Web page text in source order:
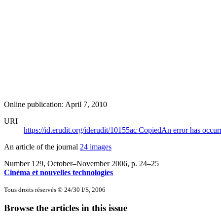
Online publication: April 7, 2010
URI
https://id.erudit.org/iderudit/10155ac CopiedAn error has
An article of the journal 24 images
Number 129, October–November 2006, p. 24–25
Cinéma et nouvelles technologies
Tous droits réservés © 24/30 I/S, 2006
Browse the articles in this issue